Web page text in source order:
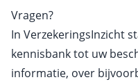
Vragen?
In VerzekeringsInzicht
kennisbank tot uw
informatie, over